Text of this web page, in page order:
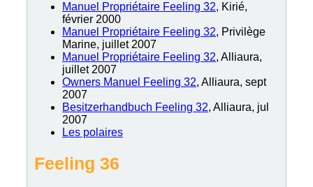
Manuel Propriétaire Feeling 32, Kirié,
février 2000
Manuel Propriétaire Feeling 32, Privilège
Marine, juillet 2007
Manuel Propriétaire Feeling 32, Alliaura,
juillet 2007
Owners Manuel Feeling 32, Alliaura, sept
2007
Besitzerhandbuch Feeling 32, Alliaura, jul
2007
Les polaires
Feeling 36